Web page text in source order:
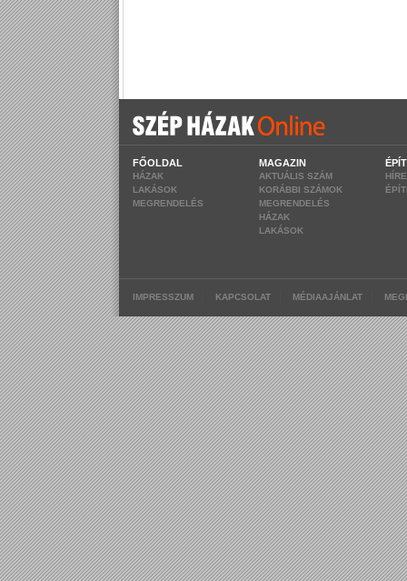
FŐOLDAL
HÁZAK
LAKÁSOK
MEGRENDELÉS
MAGAZIN
AKTUÁLIS SZÁM
KORÁBBI SZÁMOK
MEGRENDELÉS
HÁZAK
LAKÁSOK
IMPRESSZUM KAPCSOLAT MÉDIAAJÁNLAT